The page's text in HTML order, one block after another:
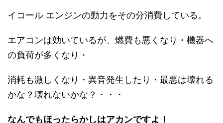
イコール エンジンの動力をその分消費している。
エアコンは効いているが、燃費も悪くなり・機器へ
の負荷が多くなり・
消耗も激しくなり・異音発生したり・最悪は壊れる
かな？壊れないかな？・・・
なんでもほったらかしはアカンですよ！